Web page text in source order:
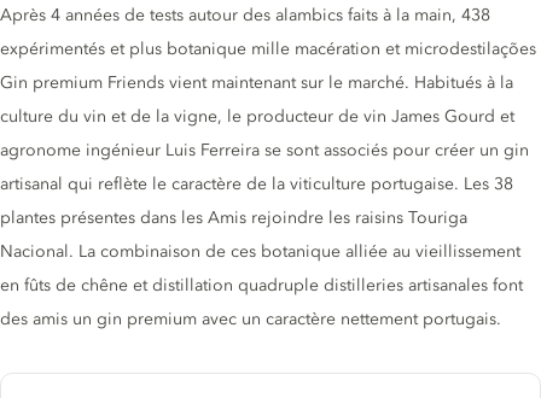
Description du gin
Après 4 années de tests autour des alambics faits à la main, 438
expérimentés et plus botanique mille macération et microdestilações
Gin premium Friends vient maintenant sur le marché. Habitués à la
culture du vin et de la vigne, le producteur de vin James Gourd et
agronome ingénieur Luis Ferreira se sont associés pour créer un gin
artisanal qui reflète le caractère de la viticulture portugaise. Les 38
plantes présentes dans les Amis rejoindre les raisins Touriga
Nacional. La combinaison de ces botanique alliée au vieillissement
en fûts de chêne et distillation quadruple distilleries artisanales font
des amis un gin premium avec un caractère nettement portugais.